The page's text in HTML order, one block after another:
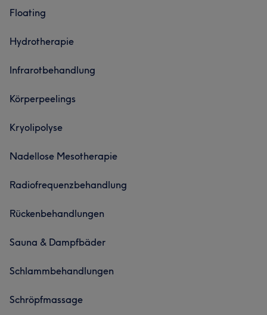
Floating
Hydrotherapie
Infrarotbehandlung
Körperpeelings
Kryolipolyse
Nadellose Mesotherapie
Radiofrequenzbehandlung
Rückenbehandlungen
Sauna & Dampfbäder
Schlammbehandlungen
Schröpfmassage